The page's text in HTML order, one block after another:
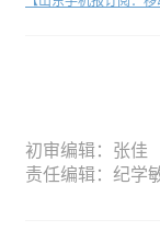
初审编辑：张佳
责任编辑：纪学